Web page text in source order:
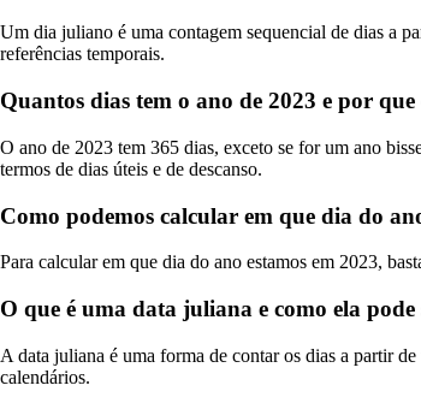
Um dia juliano é uma contagem sequencial de dias a
referências temporais.
Quantos dias tem o ano de 2023 e por
O ano de 2023 tem 365 dias, exceto se for um ano
termos de dias úteis e de descanso.
Como podemos calcular em que dia do
Para calcular em que dia do ano estamos em 2023,
O que é uma data juliana e como ela
A data juliana é uma forma de contar os dias a partir
calendários.